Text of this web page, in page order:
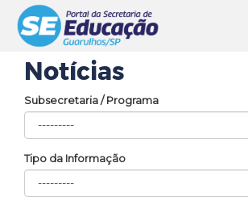
Notícias
Subsecretaria / Programa
Tipo da Informação